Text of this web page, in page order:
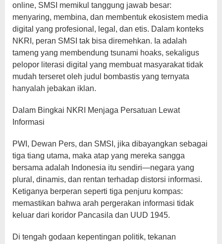
online, SMSI memikul tanggung jawab besar:
menyaring, membina, dan membentuk ekosistem media
digital yang profesional, legal, dan etis. Dalam konteks
NKRI, peran SMSI tak bisa diremehkan. Ia adalah
tameng yang membendung tsunami hoaks, sekaligus
pelopor literasi digital yang membuat masyarakat tidak
mudah terseret oleh judul bombastis yang ternyata
hanyalah jebakan iklan.
Dalam Bingkai NKRI Menjaga Persatuan Lewat
Informasi
PWI, Dewan Pers, dan SMSI, jika dibayangkan sebagai
tiga tiang utama, maka atap yang mereka sangga
bersama adalah Indonesia itu sendiri—negara yang
plural, dinamis, dan rentan terhadap distorsi informasi.
Ketiganya berperan seperti tiga penjuru kompas:
memastikan bahwa arah pergerakan informasi tidak
keluar dari koridor Pancasila dan UUD 1945.
Di tengah godaan kepentingan politik, tekanan